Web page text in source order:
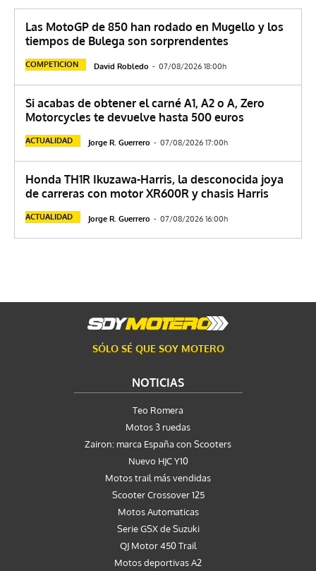
Las MotoGP de 850 han rodado en Mugello y los
tiempos de Bulega son sorprendentes
COMPETICION David Robledo - 07/08/2026 18:00h
Si acabas de obtener el carné A1, A2 o A, Zero
Motorcycles te devuelve hasta 500 euros
ACTUALIDAD Jorge R. Guerrero - 07/08/2026 17:00h
Honda TH1R Ikuzawa-Harris, la desconocida joya
de carreras con motor XR600R y chasis Harris
ACTUALIDAD Jorge R. Guerrero - 07/08/2026 16:00h
SÓLO SÉ QUE SOY MOTERO
NOTICIAS
Teo Romera
Motos 3 ruedas
Zairon: marca España con Scooters
Nuevo HJC Y10
Motos trail más vendidas
Scooter Crossover 125
Motos Automaticas
Serie GSX de Suzuki
QJ Motor 450 Trail
Motos deportivas A2